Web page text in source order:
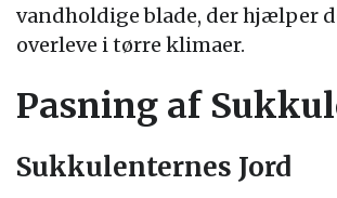
vandholdige blade, der hjælper
overleve i tørre klimaer.
Pasning af
Sukkulenternes Jord